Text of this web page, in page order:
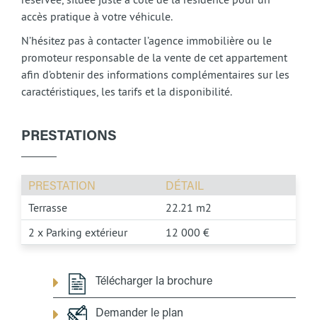
accès pratique à votre véhicule.
N’hésitez pas à contacter l’agence immobilière ou le
promoteur responsable de la vente de cet appartement
afin d’obtenir des informations complémentaires sur les
caractéristiques, les tarifs et la disponibilité.
PRESTATIONS
PRESTATION DÉTAIL
Terrasse
22.21 m2
2 x Parking extérieur
12 000 €
Télécharger la brochure
Demander le plan